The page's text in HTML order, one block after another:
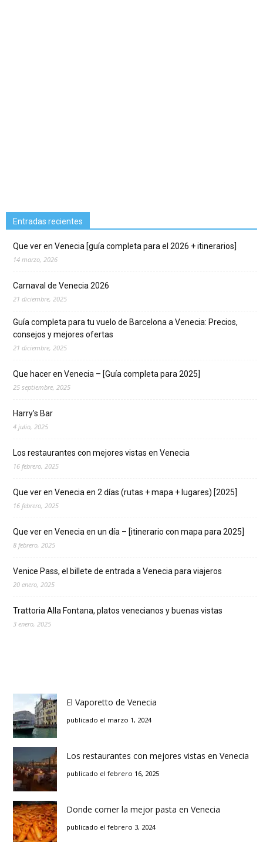
Entradas recientes
Que ver en Venecia [guía completa para el 2026 + itinerarios]
14 marzo, 2026
Carnaval de Venecia 2026
21 diciembre, 2025
Guía completa para tu vuelo de Barcelona a Venecia: Precios,
consejos y mejores ofertas
21 diciembre, 2025
Que hacer en Venecia – [Guía completa para 2025]
25 septiembre, 2025
Harry’s Bar
4 julio, 2025
Los restaurantes con mejores vistas en Venecia
16 febrero, 2025
Que ver en Venecia en 2 días (rutas + mapa + lugares) [2025]
16 febrero, 2025
Que ver en Venecia en un día – [itinerario con mapa para 2025]
8 febrero, 2025
Venice Pass, el billete de entrada a Venecia para viajeros
20 enero, 2025
Trattoria Alla Fontana, platos venecianos y buenas vistas
3 enero, 2025
El Vaporetto de Venecia
publicado el marzo 1, 2024
Los restaurantes con mejores vistas en Venecia
publicado el febrero 16, 2025
Donde comer la mejor pasta en Venecia
publicado el febrero 3, 2024